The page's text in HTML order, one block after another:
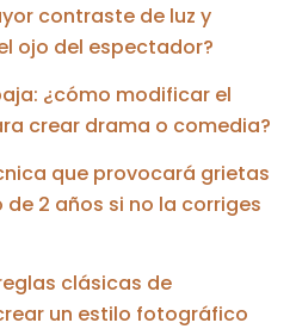
contraste de luz y
ojo del espectador?
¿cómo modificar el
crear drama o comedia?
que provocará grietas
2 años si no la corriges
clásicas de
un estilo fotográfico